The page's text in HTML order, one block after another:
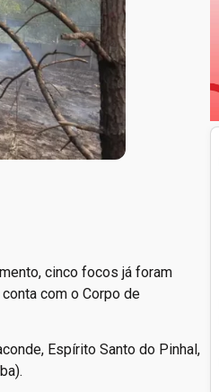
cinco focos já foram
com o Corpo de
Espírito Santo do Pinhal,